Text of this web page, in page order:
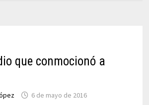
que conmocionó a
6 de mayo de 2016